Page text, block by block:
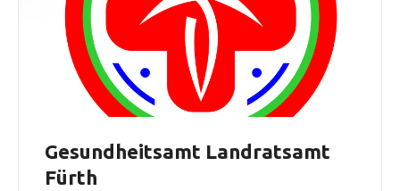
Gesundheitsamt Landratsamt
Fürth